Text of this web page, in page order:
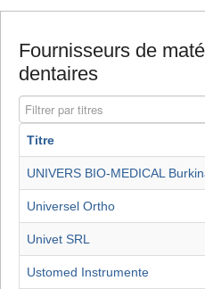
Fournisseurs de
dentaires
Filtrer par titres
Titre
UNIVERS BIO-MEDICAL
Universel Ortho
Univet SRL
Ustomed Instrumente